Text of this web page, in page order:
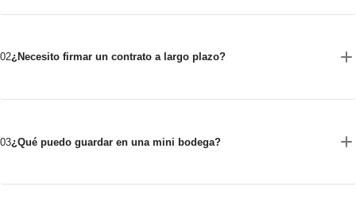
02¿Necesito firmar un contrato a largo plazo?
03¿Qué puedo guardar en una mini bodega?